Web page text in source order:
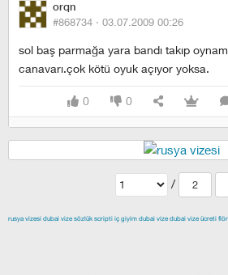
orqn
#868734 · 03.07.2009 00:26
sol baş parmağa yara bandı takıp
canavarı.çok kötü oyuk açıyor yoksa.
0 0
/ 2
rusya vizesi dubai vize sözlük scripti iç giyim dubai vize dubai vize ücreti